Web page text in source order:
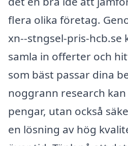
flera olika företag.
xn--stngsel-pris-hcb.se
samla in offerter och
som bäst passar dina
noggrann research
pengar, utan också
en lösning av hög